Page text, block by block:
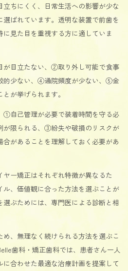
ちにくく、日常生活への影響が少な
ばれています。透明な装置で前歯を
見た目を重視する方に適していま
目立たない、②取り外し可能で食事
的少ない、④通院頻度が少ない、⑤金
が挙げられます。
①自己管理が必要で装着時間を守る必
限られる、③紛失や破損のリスクが
があることを理解しておく必要があ
ー矯正はそれぞれ特徴が異なるた
ル、価値観に合った方法を選ぶことが
ぶためには、専門医による診断と相
、無理なく続けられる方法を選ぶこ
歯科・矯正歯科では、患者さん一人
合わせた最適な治療計画を提案して